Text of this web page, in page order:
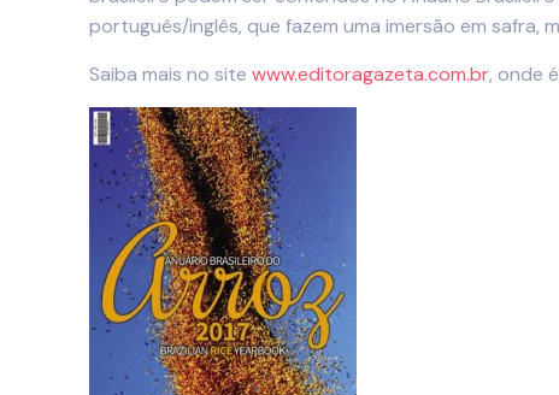
português/inglês, que fazem uma imersão em
Saiba mais no sitewww.editoragazeta.com.br, onde